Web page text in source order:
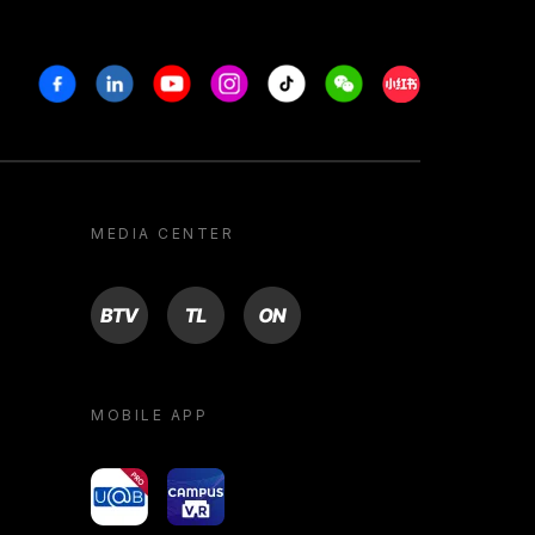
FacebookLinkedinYoutubeInstagram
Tiktok WeechatXiaohongshu/
MEDIA CENTER
BTV TL ON
MOBILE APP
yoU@B Campus VR